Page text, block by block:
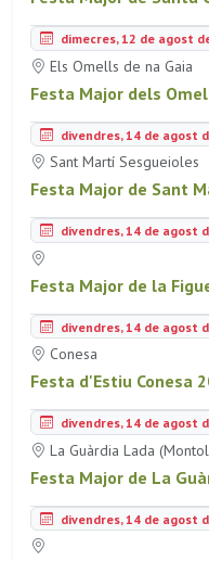
dimecres, 12 de agost
Els Omells de na Gaia
Festa Major dels
divendres, 14 de agost
Sant Martí Sesgueioles
Festa Major de Sant
divendres, 14 de agost
Festa Major de la
divendres, 14 de agost
Conesa
Festa d'Estiu Conesa
divendres, 14 de agost
La Guàrdia Lada
Festa Major de La
divendres, 14 de agost